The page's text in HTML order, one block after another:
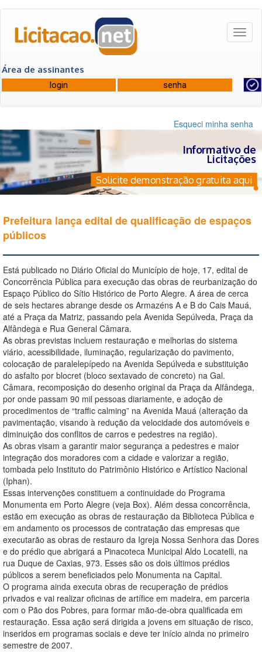
Área de assinantes
Esqueci minha senha
Informativo de
Licitações
Solicite demonstração gratuita aqui
Prefeitura lança edital de qualificação de espaços
públicos
Está publicado no Diário Oficial do Município de hoje, 17, edital de
Concorrência Pública para execução das obras de reurbanização do
Espaço Público do Sítio Histórico de Porto Alegre. A área de cerca
de seis hectares abrange desde os Armazéns A e B do Cais Mauá,
até a Praça da Matriz, passando pela Avenida Sepúlveda, Praça da
Alfândega e Rua General Câmara.
As obras previstas incluem restauração e melhorias do sistema
viário, acessibilidade, iluminação, regularização do pavimento,
colocação de paralelepípedo na Avenida Sepúlveda e substituição
do asfalto por blocret (bloco sextavado de concreto) na Gal.
Câmara, recomposição do desenho original da Praça da Alfândega,
por onde passam 90 mil pessoas diariamente, e adoção de
procedimentos de “traffic calming” na Avenida Mauá (alteração da
pavimentação, visando à redução da velocidade dos automóveis e
diminuição dos conflitos de carros e pedestres na região).
As obras visam a garantir maior segurança a pedestres e maior
integração dos moradores com a cidade e valorizar a região,
tombada pelo Instituto do Patrimônio Histórico e Artístico Nacional
(Iphan).
Essas intervenções constituem a continuidade do Programa
Monumenta em Porto Alegre (veja Box). Além dessa concorrência,
estão em execução as obras de restauração da Biblioteca Pública e
em andamento os processos de contratação das empresas que
executarão as obras de restauro da Igreja Nossa Senhora das Dores
e do prédio que abrigará a Pinacoteca Municipal Aldo Locatelli, na
rua Duque de Caxias, 973. Esses são os dois últimos prédios
públicos a serem beneficiados pelo Monumenta na Capital.
O programa ainda executa obras de recuperação de prédios
privados e vai realizar oficinas de artífice em madeira, em parceria
com o Pão dos Pobres, para formar mão-de-obra qualificada em
restauração. Essa ação será dirigida a jovens em situação de risco,
inseridos em programas sociais e deve ter início ainda no primeiro
semestre de 2007.